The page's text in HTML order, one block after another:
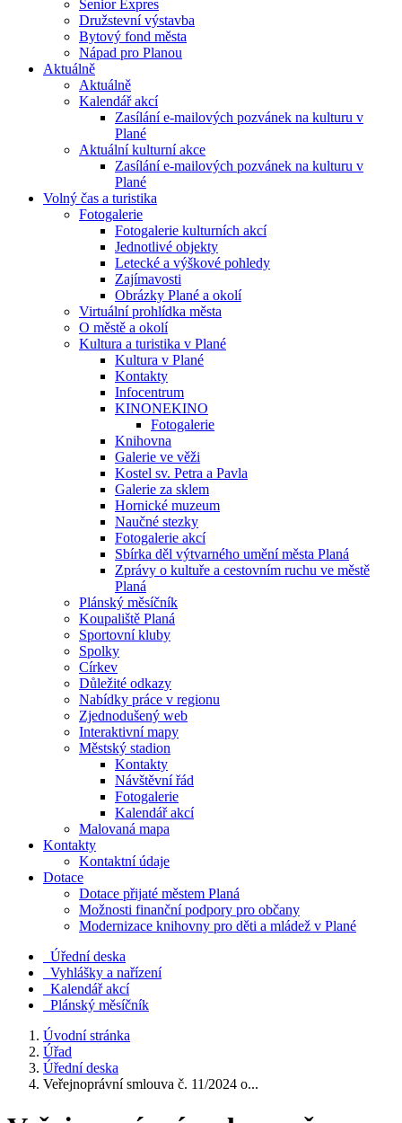
Senior Expres
Družstevní výstavba
Bytový fond města
Nápad pro Planou
Aktuálně
Aktuálně
Kalendář akcí
Zasílání e-mailových pozvánek na kulturu v
Plané
Aktuální kulturní akce
Zasílání e-mailových pozvánek na kulturu v
Plané
Volný čas a turistika
Fotogalerie
Fotogalerie kulturních akcí
Jednotlivé objekty
Letecké a výškové pohledy
Zajímavosti
Obrázky Plané a okolí
Virtuální prohlídka města
O městě a okolí
Kultura a turistika v Plané
Kultura v Plané
Kontakty
Infocentrum
KINONEKINO
Fotogalerie
Knihovna
Galerie ve věži
Kostel sv. Petra a Pavla
Galerie za sklem
Hornické muzeum
Naučné stezky
Fotogalerie akcí
Sbírka děl výtvarného umění města Planá
Zprávy o kultuře a cestovním ruchu ve městě
Planá
Plánský měsíčník
Koupaliště Planá
Sportovní kluby
Spolky
Církev
Důležité odkazy
Nabídky práce v regionu
Zjednodušený web
Interaktivní mapy
Městský stadion
Kontakty
Návštěvní řád
Fotogalerie
Kalendář akcí
Malovaná mapa
Kontakty
Kontaktní údaje
Dotace
Dotace přijaté městem Planá
Možnosti finanční podpory pro občany
Modernizace knihovny pro děti a mládež v Plané
Úřední deska
Vyhlášky a nařízení
Kalendář akcí
Plánský měsíčník
Úvodní stránka
Úřad
Úřední deska
Veřejnoprávní smlouva č. 11/2024 o...